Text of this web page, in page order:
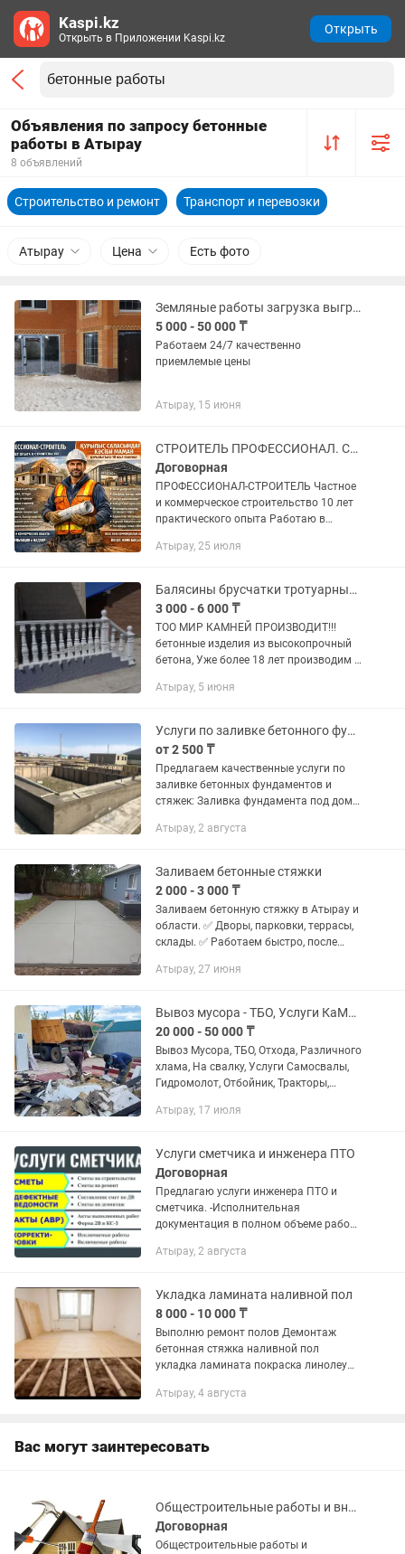
Объявления по запросу бетонные
работы в Атырау
8 объявлений
Строительство и ремонт Транспорт и перевозки
Атырау Цена Есть фото
Земляные работы загрузка выгрузка грузов демонтаж бетонные работы
5 000 - 50 000 ₸
Работаем 24/7 качественно
приемлемые цены
Атырау, 15 июня
СТРОИТЕЛЬ ПРОФЕССИОНАЛ. Строительство,Коммуникации,Инженерные сети,Заборы
Договорная
ПРОФЕССИОНАЛ-СТРОИТЕЛЬ Частное
и коммерческое строительство 10 лет
практического опыта Работаю в
опыт на объектах — от частных домов
Атырау, 25 июля
Балясины брусчатки тротуарные плитки в Атырау
3 000 - 6 000 ₸
ТОО МИР КАМНЕЙ ПРОИЗВОДИТ!!!
бетонные изделия из высокопрочный
бетона, Уже более 18 лет производим и
и разных цветовых гаммах,
Атырау, 5 июня
Услуги по заливке бетонного фундамента и стяжки
от 2 500 ₸
Предлагаем качественные услуги по
заливке бетонных фундаментов и
стяжек: Заливка фундамента под дома,
полов любого типа (жилые и
Использование...
Атырау, 2 августа
Заливаем бетонные стяжки
2 000 - 3 000 ₸
Заливаем бетонную стяжку в Атырау и
области. ✅ Дворы, парковки, террасы,
склады. ✅ Работаем быстро, после
работы более 10 лет. Забудьте о
Атырау, 27 июня
Вывоз мусора - ТБО, Услуги КаМАЗ Самосвал, Доставка, ПГС, Щебень!
20 000 - 50 000 ₸
Вывоз Мусора, ТБО, Отхода, Различного
хлама, На свалку, Услуги Самосвалы,
Гидромолот, Отбойник, Тракторы,
дом зданий, базы, стяшки, бетонных,
Атырау, 17 июля
Услуги сметчика и инженера ПТО
Договорная
Предлагаю услуги инженера ПТО и
сметчика. -Исполнительная
документация в полном объеме работ
производства работ, журнал бетонных
КОРРЕКТИРОВКА...
Атырау, 2 августа
Укладка ламината наливной пол
8 000 - 10 000 ₸
Выполню ремонт полов Демонтаж
бетонная стяжка наливной пол
укладка ламината покраска линолеум .
Атырау, 4 августа
Вас могут заинтересовать
Общестроительные работы и внутренние работы
Договорная
Общестроительные работы и
Kaspi.kz
Открыть в Приложении Kaspi.kz
Открыть